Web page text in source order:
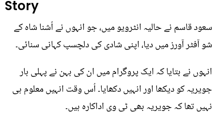
Story
سعود قاسم نے حالیہ انٹرویو میں، جو انہوں نے اُشنا شاہ کے
شو آفٹر آورز میں دیا، اپنی شادی کی دلچسپ کہانی سنائی۔
انہوں نے بتایا کہ ایک پروگرام میں ان کی بہن نے پہلی بار
جویریہ کو دیکھا اور انہیں دکھایا۔ اُس وقت انہیں معلوم ہی
نہیں تھا کہ جویریہ بھی ٹی وی اداکارہ ہیں۔